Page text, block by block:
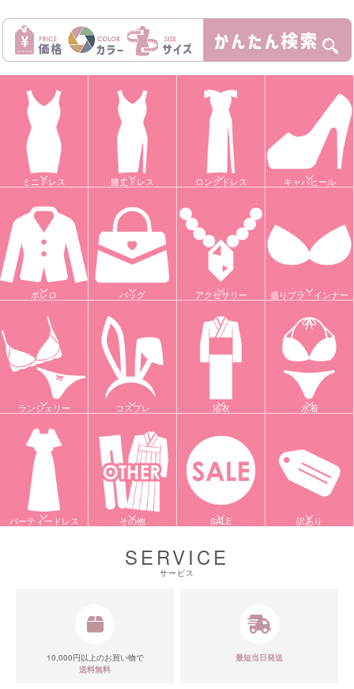
ミニドレス 膝丈ドレス ロングドレス キャバヒール
ボレロ バッグ アクセサリー 盛りブラ・インナー
ランジェリー コスプレ 浴衣 水着
パーティードレス その他 SALE 訳あり
SERVICE
サービス
10,000円以上のお買い物で
送料無料
最短当日発送